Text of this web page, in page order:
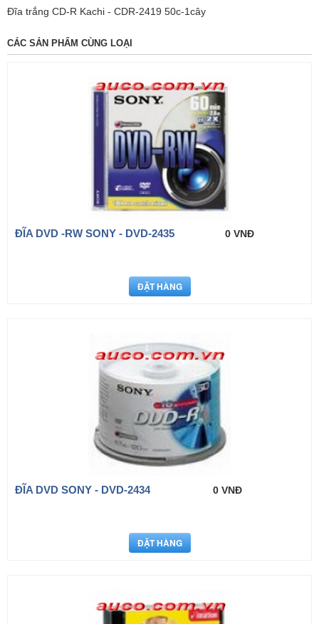
Đĩa trắng CD-R Kachi - CDR-2419 50c-1cây
CÁC SẢN PHẨM CÙNG LOẠI
ĐĨA DVD -RW SONY - DVD-2435 0 VNĐ
ĐĨA DVD SONY - DVD-2434 0 VNĐ